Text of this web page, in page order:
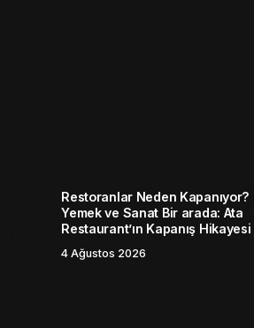
Restoranlar Neden Kapanıyor? |
Yemek ve Sanat Bir arada: Ata
Restaurant’ın Kapanış Hikayesi
4 Ağustos 2026